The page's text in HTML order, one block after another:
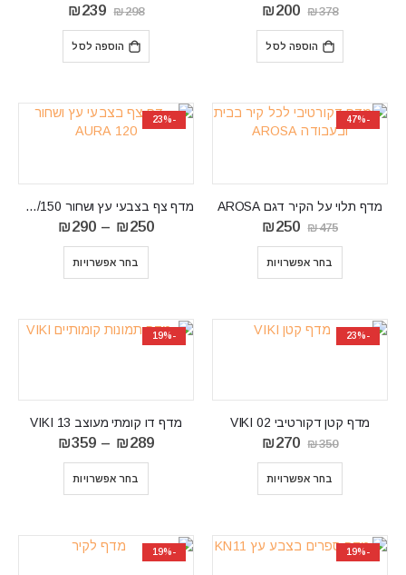
₪378
המחיר
היה:
₪378.
₪200
המחיר
הוספה לסל
₪298
המחיר
היה:
₪298.
₪239
המחיר
הוספה לסל
-47%
מדף תלוי על הקיר דגם AROSA
₪475
המחיר
₪475.
₪250
המחיר
בחר אפשרויות
-23%
מדף צף בצבעי עץ ושחור 150/AURA 120
₪250
–
₪290
בחר אפשרויות
-23%
מדף קטן דקורטיבי VIKI 02
₪350
המחיר
₪350.
₪270
המחיר
בחר אפשרויות
-19%
מדף דו קומתי מעוצב VIKI 13
₪289
–
₪359
בחר אפשרויות
-19%
-19%